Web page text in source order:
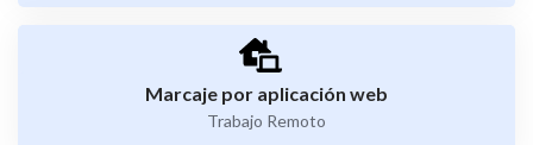
Marcaje por aplicación web
Trabajo Remoto